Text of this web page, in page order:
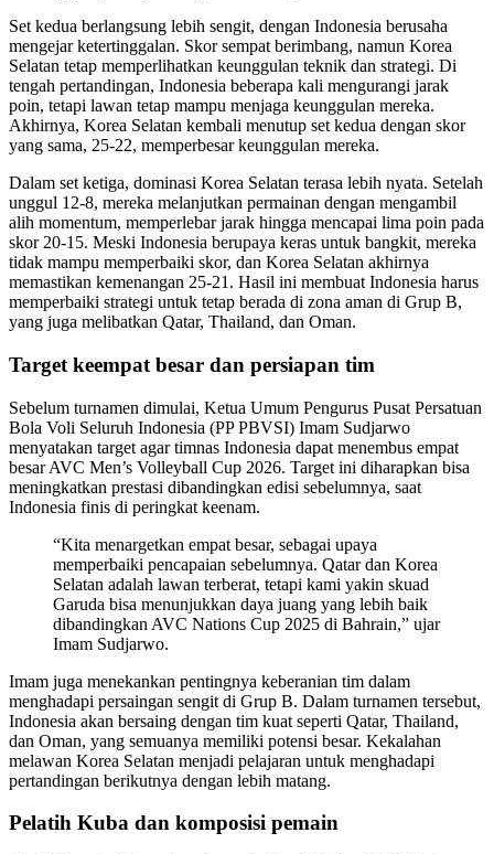
Set kedua berlangsung lebih sengit, dengan Indonesia berusaha
mengejar ketertinggalan. Skor sempat berimbang, namun Korea
Selatan tetap memperlihatkan keunggulan teknik dan strategi. Di
tengah pertandingan, Indonesia beberapa kali mengurangi jarak
poin, tetapi lawan tetap mampu menjaga keunggulan mereka.
Akhirnya, Korea Selatan kembali menutup set kedua dengan skor
yang sama, 25-22, memperbesar keunggulan mereka.
Dalam set ketiga, dominasi Korea Selatan terasa lebih nyata. Setelah
unggul 12-8, mereka melanjutkan permainan dengan mengambil
alih momentum, memperlebar jarak hingga mencapai lima poin pada
skor 20-15. Meski Indonesia berupaya keras untuk bangkit, mereka
tidak mampu memperbaiki skor, dan Korea Selatan akhirnya
memastikan kemenangan 25-21. Hasil ini membuat Indonesia harus
memperbaiki strategi untuk tetap berada di zona aman di Grup B,
yang juga melibatkan Qatar, Thailand, dan Oman.
Target keempat besar dan persiapan tim
Sebelum turnamen dimulai, Ketua Umum Pengurus Pusat Persatuan
Bola Voli Seluruh Indonesia (PP PBVSI) Imam Sudjarwo
menyatakan target agar timnas Indonesia dapat menembus empat
besar AVC Men’s Volleyball Cup 2026. Target ini diharapkan bisa
meningkatkan prestasi dibandingkan edisi sebelumnya, saat
Indonesia finis di peringkat keenam.
“Kita menargetkan empat besar, sebagai upaya
memperbaiki pencapaian sebelumnya. Qatar dan Korea
Selatan adalah lawan terberat, tetapi kami yakin skuad
Garuda bisa menunjukkan daya juang yang lebih baik
dibandingkan AVC Nations Cup 2025 di Bahrain,” ujar
Imam Sudjarwo.
Imam juga menekankan pentingnya keberanian tim dalam
menghadapi persaingan sengit di Grup B. Dalam turnamen tersebut,
Indonesia akan bersaing dengan tim kuat seperti Qatar, Thailand,
dan Oman, yang semuanya memiliki potensi besar. Kekalahan
melawan Korea Selatan menjadi pelajaran untuk menghadapi
pertandingan berikutnya dengan lebih matang.
Pelatih Kuba dan komposisi pemain